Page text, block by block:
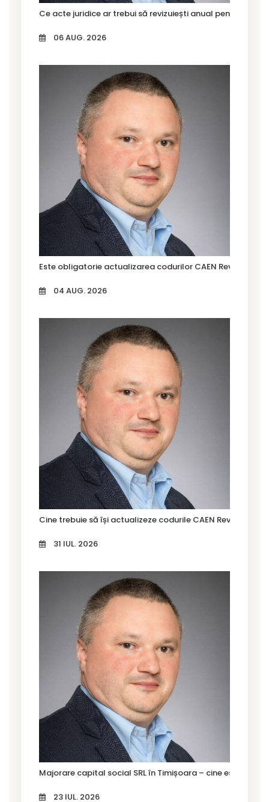
Ce acte juridice ar trebui să revizuiești anual pentru firma
06 AUG. 2026
Este obligatorie actualizarea codurilor CAEN Rev. 3?
04 AUG. 2026
Cine trebuie să își actualizeze codurile CAEN Rev. 3 în
31 IUL. 2026
Majorare capital social SRL în Timișoara – cine este
23 IUL. 2026